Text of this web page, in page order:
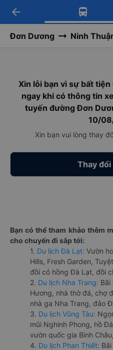
Tải app
Nhận ưu đãi
Tải app Vexere
-30k/ghế khi
arrow_back
Đơn Dương Ninh
Xin lỗi bạn vì sự bất
ngay khi có thông tin
tuyến đường Đơn
10/
Xin bạn vui lòng thay
Thay
Bạn có thể tham khảo thêm
cho chuyến đi sắp tới:
1. Du lịch Đà Lạt: Vườn
Hills, Fresh Garden,
đồi cỏ hồng Đà Lạt, đồi
2. Du lịch Nha Trang: Bãi
Hương, nhà thờ đá, chợ
nhà ga Nha Trang, đảo
3. Du lịch Vũng Tàu:
mũi Nghinh Phong, hồ
vườn quốc gia Bình
4. Du lịch Phan Thiết: